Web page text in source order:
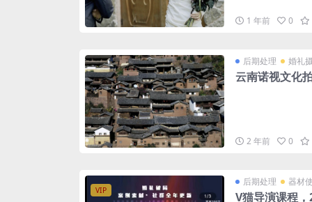
1 年前 0
后期处理 婚礼
云南诺视文化
2 年前 0
VIP
后期处理 器材
V猫导演课程